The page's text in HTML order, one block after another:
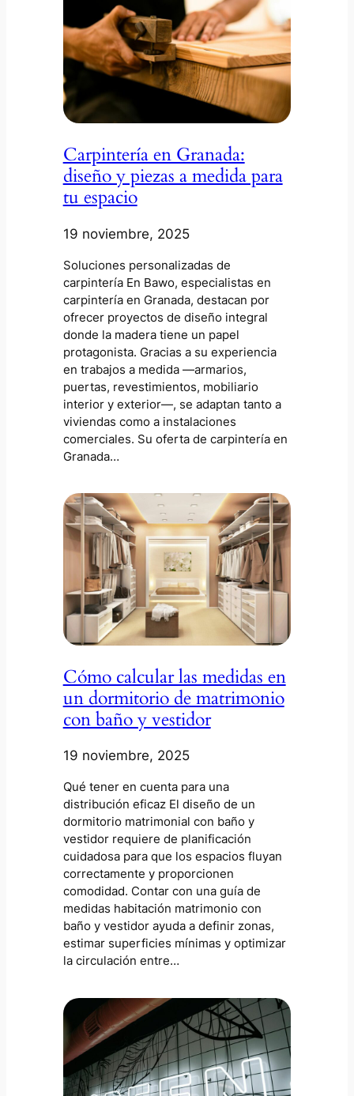
Carpintería en Granada:
diseño y piezas a medida para
tu espacio
19 noviembre, 2025
Soluciones personalizadas de
carpintería En Bawo, especialistas en
carpintería en Granada, destacan por
ofrecer proyectos de diseño integral
donde la madera tiene un papel
protagonista. Gracias a su experiencia
en trabajos a medida —armarios,
puertas, revestimientos, mobiliario
interior y exterior—, se adaptan tanto a
viviendas como a instalaciones
comerciales. Su oferta de carpintería en
Granada…
Cómo calcular las medidas en
un dormitorio de matrimonio
con baño y vestidor
19 noviembre, 2025
Qué tener en cuenta para una
distribución eficaz El diseño de un
dormitorio matrimonial con baño y
vestidor requiere de planificación
cuidadosa para que los espacios fluyan
correctamente y proporcionen
comodidad. Contar con una guía de
medidas habitación matrimonio con
baño y vestidor ayuda a definir zonas,
estimar superficies mínimas y optimizar
la circulación entre…